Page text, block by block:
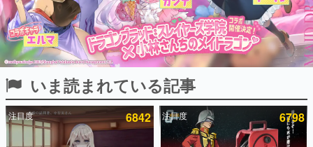
ピックアップ
電ファミのいま読まれている記事ランキング
いま読まれている記事
注目度 6842 注目度 6798